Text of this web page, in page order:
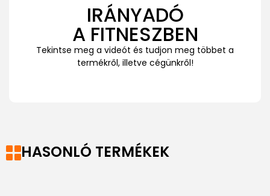
IRÁNYADÓ
A FITNESZBEN
Tekintse meg a videót és tudjon meg többet a
termékről, illetve cégünkről!
HASONLÓ TERMÉKEK